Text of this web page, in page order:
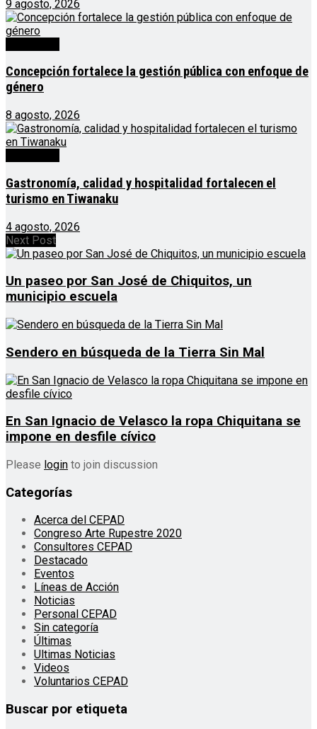
9 agosto, 2026
Concepción fortalece la gestión pública con enfoque de
género
8 agosto, 2026
Gastronomía, calidad y hospitalidad fortalecen el
turismo en Tiwanaku
4 agosto, 2026
Next Post
Un paseo por San José de Chiquitos, un
municipio escuela
Sendero en búsqueda de la Tierra Sin Mal
En San Ignacio de Velasco la ropa Chiquitana se
impone en desfile cívico
Please login to join discussion
Categorías
Acerca del CEPAD
Congreso Arte Rupestre 2020
Consultores CEPAD
Destacado
Eventos
Líneas de Acción
Noticias
Personal CEPAD
Sin categoría
Últimas
Ultimas Noticias
Videos
Voluntarios CEPAD
Buscar por etiqueta